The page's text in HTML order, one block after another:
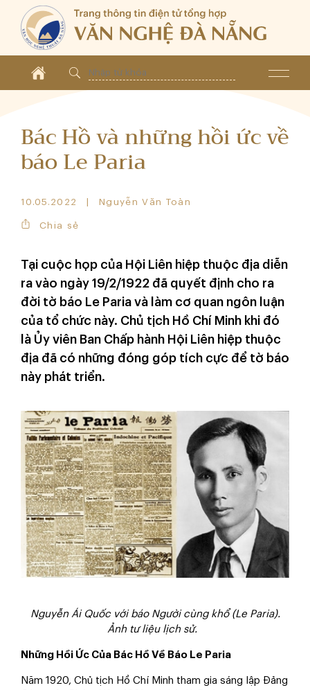
Bác Hồ và những hồi ức về
báo Le Paria
10.05.2022 Nguyễn Văn Toàn
Chia sẻ
Tại cuộc họp của Hội Liên hiệp thuộc địa diễn
ra vào ngày 19/2/1922 đã quyết định cho ra
đời tờ báo Le Paria và làm cơ quan ngôn luận
của tổ chức này. Chủ tịch Hồ Chí Minh khi đó
là Ủy viên Ban Chấp hành Hội Liên hiệp thuộc
địa đã có những đóng góp tích cực để tờ báo
này phát triển.
Nguyễn Ái Quốc với báo Người cùng khổ (Le Paria).
Ảnh tư liệu lịch sử.
Những Hồi Ức Của Bác Hồ Về Báo Le Paria
Năm 1920, Chủ tịch Hồ Chí Minh tham gia sáng lập Đảng